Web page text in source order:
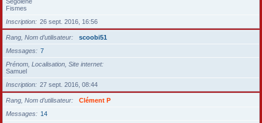
Fismes
Inscription
26 sept. 2016, 16:56
Rang, Nom d’utilisateur
scoobi51
Messages
7
Prénom, Localisation, Site internet
Samuel
Inscription
27 sept. 2016, 08:44
Rang, Nom d’utilisateur
Clément P
Messages
14